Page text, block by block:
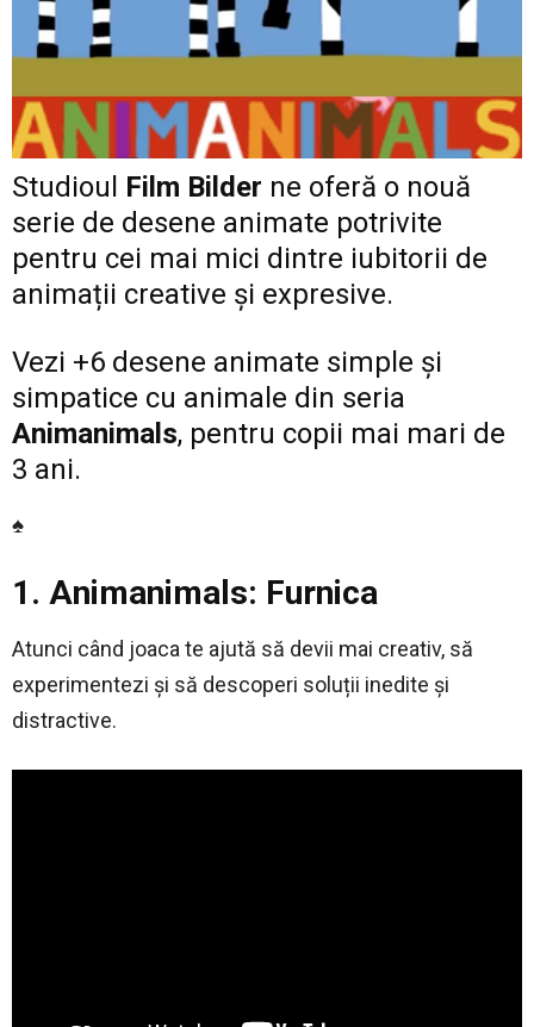
Studioul Film Bilder ne oferă o nouă
serie de desene animate potrivite
pentru cei mai mici dintre iubitorii de
animații creative şi expresive.
Vezi +6 desene animate simple și
simpatice cu animale din seria
Animanimals, pentru copii mai mari de
3 ani.
♠
1. Animanimals: Furnica
Atunci când joaca te ajută să devii mai creativ, să
experimentezi și să descoperi soluții inedite și
distractive.